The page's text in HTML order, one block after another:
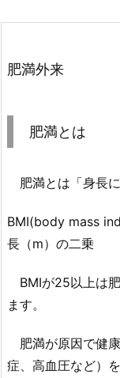
肥満外来
肥満とは
肥満とは「身長に
BMI(body mass
長（m）の二乗
BMIが25以上は
ます。
肥満が原因で健
症、高血圧など）